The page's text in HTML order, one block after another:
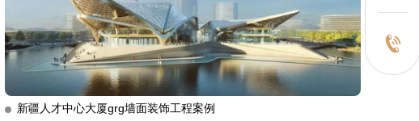
新疆人才中心大厦grg墙面装饰工程案例